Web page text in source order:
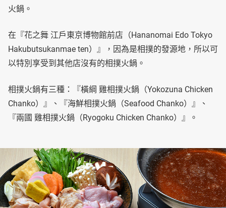
火鍋。
在『花之舞 江戶東京博物館前店（Hananomai Edo Tokyo
Hakubutsukanmae ten）』，因為是相撲的發源地，所以可
以特別享受到其他店沒有的相撲火鍋。
相撲火鍋有三種：『橫綱 雞相撲火鍋（Yokozuna Chicken
Chanko）』、『海鮮相撲火鍋（Seafood Chanko）』、
『兩國 雞相撲火鍋（Ryogoku Chicken Chanko）』。